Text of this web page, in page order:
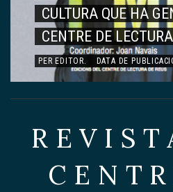
CULTURA QUE HA
CENTRE DE LECTURA
PEREDITOR DATA DE